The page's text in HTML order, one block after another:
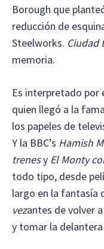
Borough que
reducción de
Steelworks. Ciudad
memoria.
Es interpretado por
quien llegó a la
los papeles de
Y la BBC’s Hamish
trenesy El Monty
todo tipo, desde
largo en la fantasía
vezantes de volver a
y tomar la